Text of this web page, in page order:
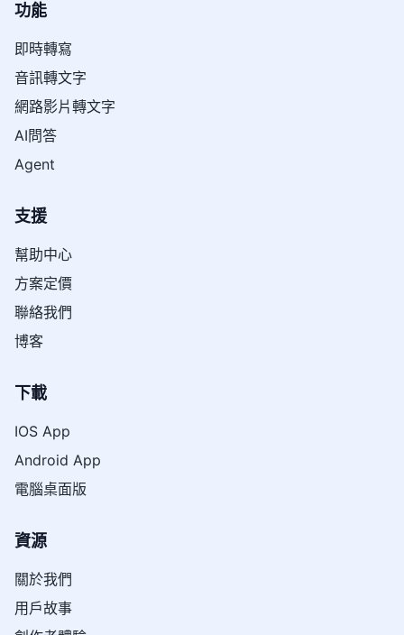
功能
即時轉寫
音訊轉文字
網路影片轉文字
AI問答
Agent
支援
幫助中心
方案定價
聯絡我們
博客
下載
IOS App
Android App
電腦桌面版
資源
關於我們
用戶故事